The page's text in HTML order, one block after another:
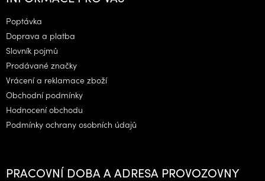
Poptávka
Doprava a platba
Slovník pojmů
Prodávané značky
Vrácení a reklamace zboží
Obchodní podmínky
Hodnocení obchodu
Podmínky ochrany osobních údajů
PRACOVNÍ DOBA A ADRESA PROVOZOVNY